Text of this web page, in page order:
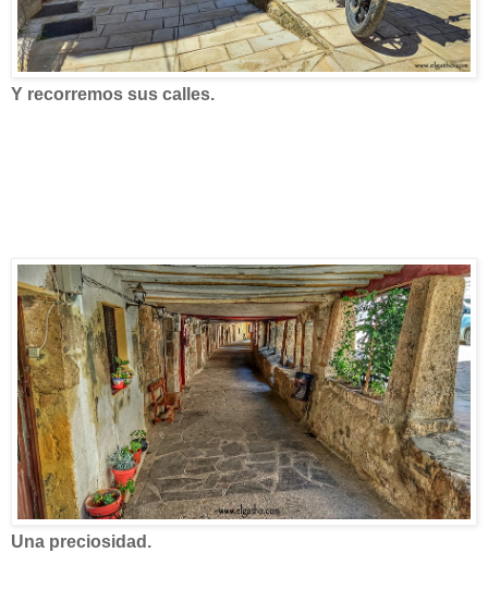
Y recorremos sus calles.
Una preciosidad.